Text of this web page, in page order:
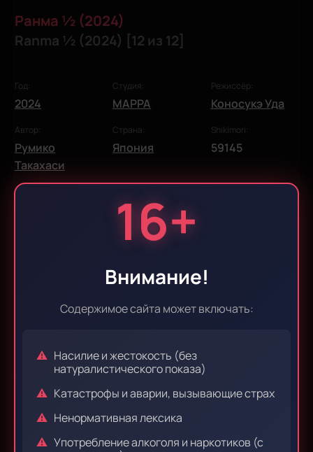
16+
Внимание!
Содержимое сайта может включать:
Насилие и жестокость (без
натуралистического показа)
Катастрофы и аварии, вызывающие страх
Ненормативная лексика
Употребление алкоголя и наркотиков (с
Ранма ½ (2024)
Ranma ½ (2024) [12 из 12]
Год:
2024
Студия:
MAPPA
Режиссёр:
Коносукэ Уда
Автор:
Румико
Такахаси
Страна:
Япония
Shikimori:
59145
Куратор:
Yui
экшен
школа
приключения фэнтези
Соун Тендо руководит Школой боевых искусств
Тендо вместе со своими тремя дочерьми: Аканэ,
Набики и Касуми. Однажды жизнь сестер